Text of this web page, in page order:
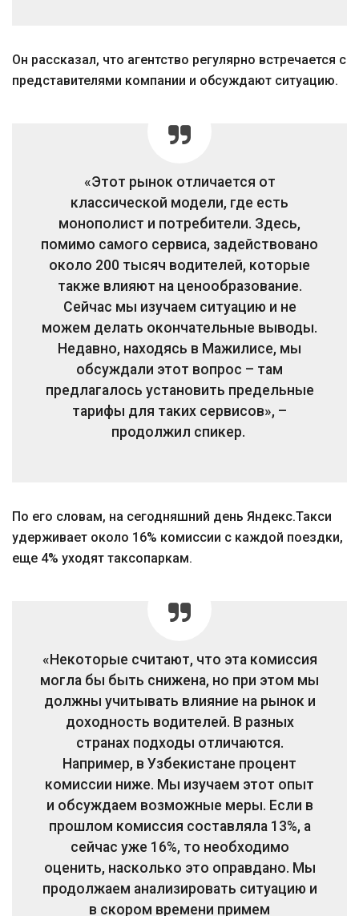
Он рассказал, что агентство регулярно встречается с
представителями компании и обсуждают ситуацию.
«Этот рынок отличается от
классической модели, где есть
монополист и потребители. Здесь,
помимо самого сервиса, задействовано
около 200 тысяч водителей, которые
также влияют на ценообразование.
Сейчас мы изучаем ситуацию и не
можем делать окончательные выводы.
Недавно, находясь в Мажилисе, мы
обсуждали этот вопрос – там
предлагалось установить предельные
тарифы для таких сервисов», –
продолжил спикер.
По его словам, на сегодняшний день Яндекс.Такси
удерживает около 16% комиссии с каждой поездки,
еще 4% уходят таксопаркам.
«Некоторые считают, что эта комиссия
могла бы быть снижена, но при этом мы
должны учитывать влияние на рынок и
доходность водителей. В разных
странах подходы отличаются.
Например, в Узбекистане процент
комиссии ниже. Мы изучаем этот опыт
и обсуждаем возможные меры. Если в
прошлом комиссия составляла 13%, а
сейчас уже 16%, то необходимо
оценить, насколько это оправдано. Мы
продолжаем анализировать ситуацию и
в скором времени примем